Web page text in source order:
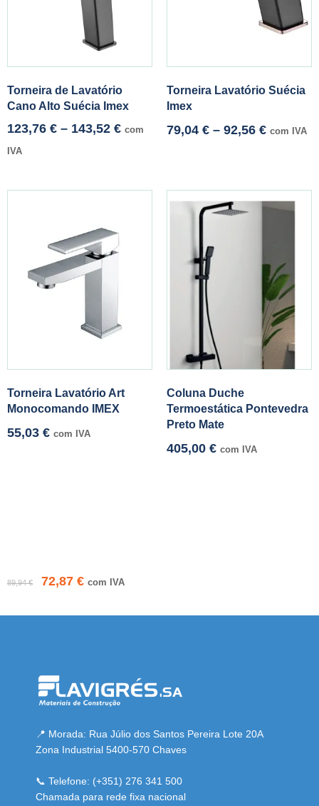
Torneira de Lavatório
Cano Alto Suécia Imex
123,76 € – 143,52 € com
IVA
Torneira Lavatório Suécia
Imex
79,04 € – 92,56 € com IVA
Torneira Lavatório Art
Monocomando IMEX
55,03 € com IVA
Coluna Duche
Termoestática Pontevedra
Preto Mate
405,00 € com IVA
89,94€ 72,87 € com IVA
📍 Morada: Rua Júlio dos Santos Pereira Lote 20A
Zona Industrial 5400-570 Chaves
📞 Telefone: (+351) 276 341 500
Chamada para rede fixa nacional